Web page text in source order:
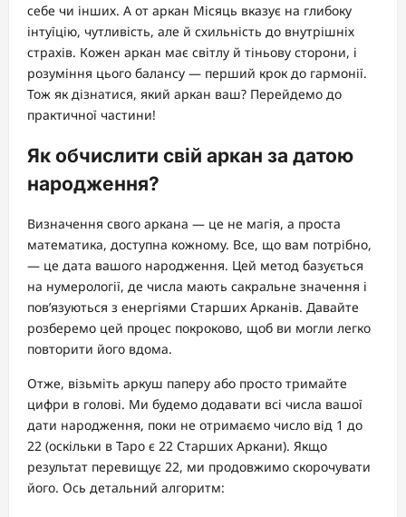
себе чи інших. А от аркан Місяць вказує на глибоку
інтуїцію, чутливість, але й схильність до внутрішніх
страхів. Кожен аркан має світлу й тіньову сторони, і
розуміння цього балансу — перший крок до гармонії.
Тож як дізнатися, який аркан ваш? Перейдемо до
практичної частини!
Як обчислити свій аркан за датою
народження?
Визначення свого аркана — це не магія, а проста
математика, доступна кожному. Все, що вам потрібно,
— це дата вашого народження. Цей метод базується
на нумерології, де числа мають сакральне значення і
пов’язуються з енергіями Старших Арканів. Давайте
розберемо цей процес покроково, щоб ви могли легко
повторити його вдома.
Отже, візьміть аркуш паперу або просто тримайте
цифри в голові. Ми будемо додавати всі числа вашої
дати народження, поки не отримаємо число від 1 до
22 (оскільки в Таро є 22 Старших Аркани). Якщо
результат перевищує 22, ми продовжимо скорочувати
його. Ось детальний алгоритм: